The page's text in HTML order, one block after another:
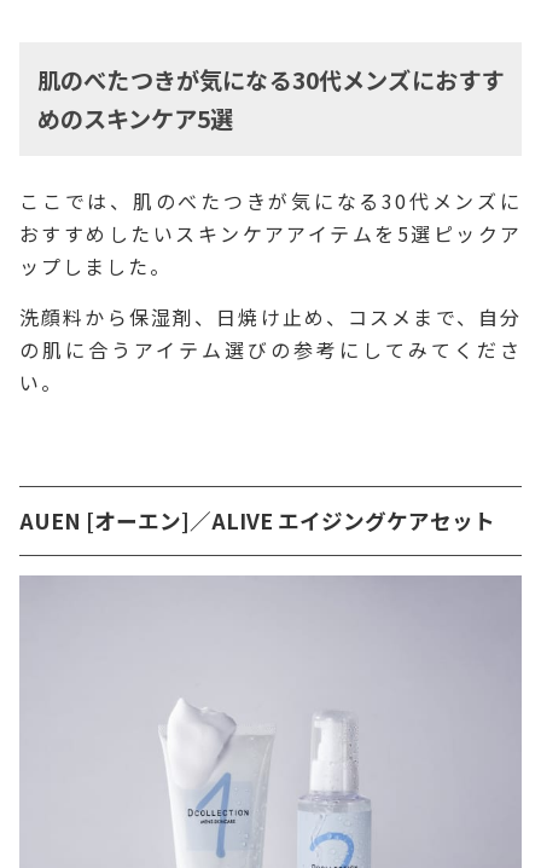
肌のべたつきが気になる30代メンズにおすす
めのスキンケア5選
ここでは、肌のべたつきが気になる30代メンズに
おすすめしたいスキンケアアイテムを5選ピックア
ップしました。
洗顔料から保湿剤、日焼け止め、コスメまで、自分
の肌に合うアイテム選びの参考にしてみてくださ
い。
AUEN [オーエン]／ALIVE エイジングケアセット